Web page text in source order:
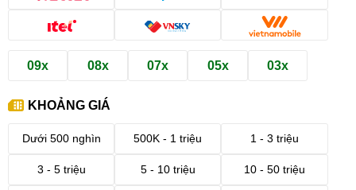
09x 08x 07x 05x 03x
KHOẢNG GIÁ
Dưới 500 nghìn 500K - 1 triệu 1 - 3 triệu
3 - 5 triệu 5 - 10 triệu 10 - 50 triệu